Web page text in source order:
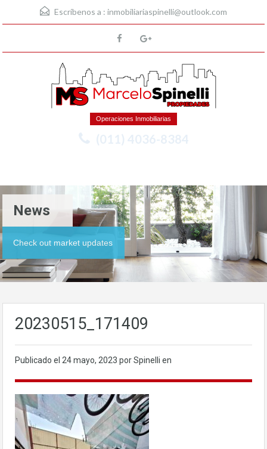
Escríbenos a : inmobiliariaspinelli@outlook.com
Operaciones Inmobiliarias
(011) 4036-8384
News
Check out market updates
20230515_171409
Publicado el 24 mayo, 2023 por Spinelli en